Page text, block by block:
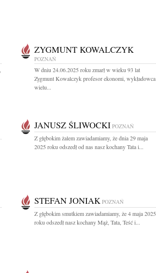
ZYGMUNT KOWALCZYK
POZNAŃ
W dniu 24.06.2025 roku zmarł w wieku 93 lat
Zygmunt Kowalczyk profesor ekonomi, wykładowca
wielu...
JANUSZ ŚLIWOCKI POZNAŃ
Z głębokim żalem zawiadamiamy, że dnia 29 maja
2025 roku odszedł od nas nasz kochany Tata i...
STEFAN JONIAK POZNAŃ
Z głębokim smutkiem zawiadamiamy, że 4 maja 2025
roku odszedł nasz kochany Mąż, Tata, Teść i...